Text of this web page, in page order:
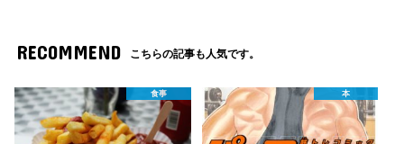
RECOMMEND こちらの記事も人気です。
食事 本